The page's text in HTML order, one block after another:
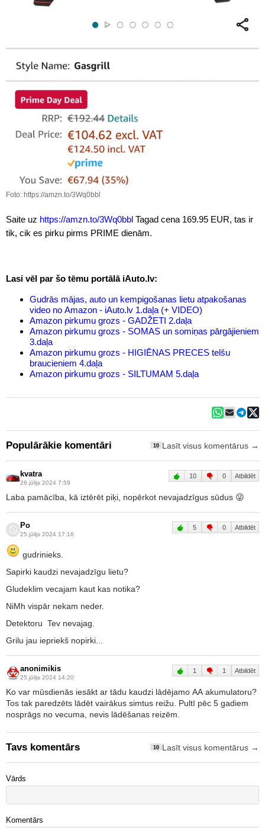
Foto: https://amzn.to/3Wq0bbl
Saite uz https://amzn.to/3Wq0bbl Tagad cena 169.95 EUR, tas ir
tik, cik es pirku pirms PRIME dienām.
Lasi vēl par šo tēmu portālā iAuto.lv:
Gudrās mājas, auto un kempigošanas lietu atpakošanas
video no Amazon - iAuto.lv 1.daļa (+ VIDEO)
Amazon pirkumu grozs - GADŽETI 2.daļa
Amazon pirkumu grozs - SOMAS un somiņas pārgājieniem
3.daļa
Amazon pirkumu grozs - HIGIĒNAS PRECES telšu
braucieniem 4.daļa
Amazon pirkumu grozs - SILTUMAM 5.daļa
Populārākie komentāri 10 Lasīt visus komentārus →
kvatra
26.jūlijs 2024 7:59
10 0 Atbildēt
Laba pamācība, kā iztērēt piķi, nopērkot nevajadzīgus sūdus 😜
Po
25.jūlijs 2024 17:16
5 0 Atbildēt
gudrinieks.
Sapirki kaudzi nevajadzīgu lietu?
Gludeklim vecajam kaut kas notika?
NiMh vispār nekam neder.
Detektoru Tev nevajag.
Grilu jau iepriekš nopirki...
anonimikis
25.jūlijs 2024 14:20
1 1 Atbildēt
Ko var mūsdienās iesākt ar tādu kaudzi lādējamo AA akumulatoru?
Tos tak paredzēts lādēt vairākus simtus reižu. Pultī pēc 5 gadiem
nosprāgs no vecuma, nevis lādēšanas reizēm.
Tavs komentārs 10 Lasīt visus komentārus →
Vārds
Komentārs